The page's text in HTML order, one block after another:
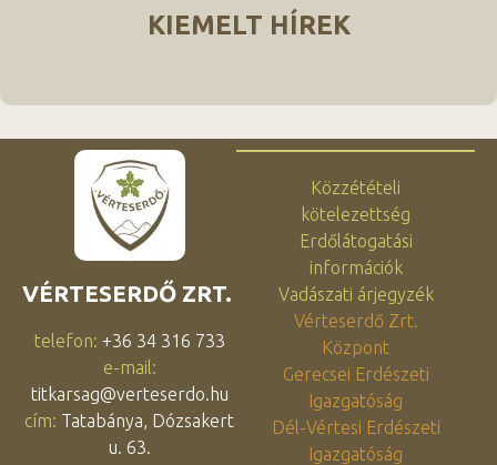
KIEMELT HÍREK
VÉRTESERDŐ ZRT.
telefon: +36 34 316 733
e-mail:
titkarsag@verteserdo.hu
cím: Tatabánya, Dózsakert
u. 63.
Közzétételi
kötelezettség
Erdőlátogatási
információk
Vadászati árjegyzék
Vérteserdő Zrt.
Központ
Gerecsei Erdészeti
Igazgatóság
Dél-Vértesi Erdészeti
Igazgatóság